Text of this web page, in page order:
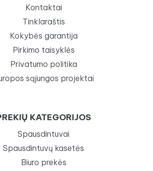
Kontaktai
Tinklaraštis
Kokybės garantija
Pirkimo taisyklės
Privatumo politika
sąjungos projektai
KATEGORIJOS
Spausdintuvai
Spausdintuvų kasetės
Biuro prekės